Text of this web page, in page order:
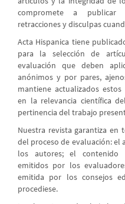
compromete a publicar
retracciones y disculpas
Acta Hispanica tiene
para la selección de
evaluación que deben
anónimos y por pares,
mantiene actualizados
en la relevancia científica
pertinencia del trabajo
Nuestra revista garantiza
del proceso de evaluación: el
los autores; el contenido
emitidos por los
emitida por los consejos
procediese.